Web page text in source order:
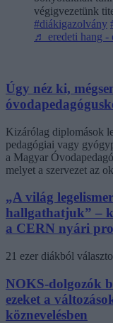
végigvezetünk
#diákigazolvány
♬ eredeti hang -
Úgy néz ki,
Kizárólag diplomások
pedagógiai vagy
a Magyar
melyet a szervezet az
„A világ
hallgathatjuk” –
a CERN nyári
21 ezer diákból
NOKS-dolgozók
ezeket a
köznevelésben